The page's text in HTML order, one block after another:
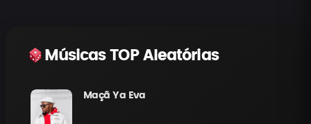
Músicas TOP Aleatórias
Maçã Ya Eva